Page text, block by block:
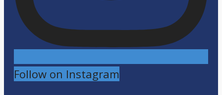
Follow on Instagram